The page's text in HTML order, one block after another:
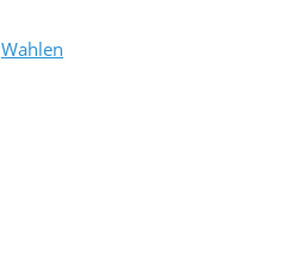
Wahlen